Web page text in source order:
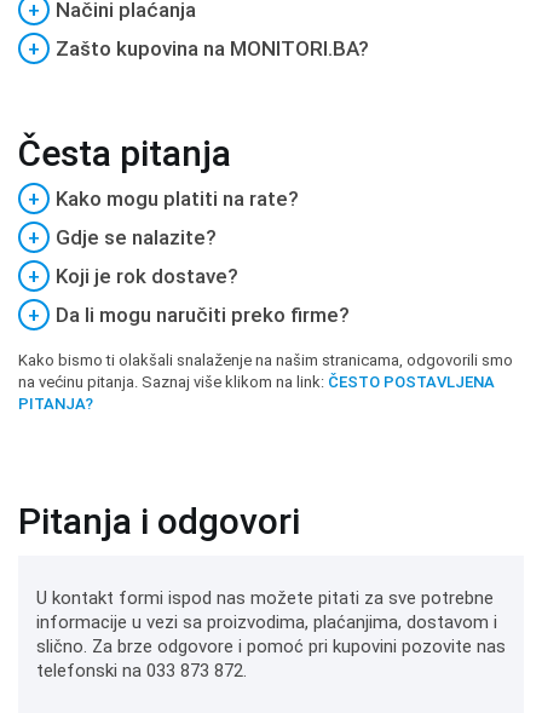
+
Načini plaćanja
+
Zašto kupovina na MONITORI.BA?
Česta pitanja
+
Kako mogu platiti na rate?
+
Gdje se nalazite?
+
Koji je rok dostave?
+
Da li mogu naručiti preko firme?
Kako bismo ti olakšali snalaženje na našim stranicama, odgovorili smo
na većinu pitanja. Saznaj više klikom na link: ČESTO POSTAVLJENA
PITANJA?
Pitanja i odgovori
U kontakt formi ispod nas možete pitati za sve potrebne
informacije u vezi sa proizvodima, plaćanjima, dostavom i
slično. Za brze odgovore i pomoć pri kupovini pozovite nas
telefonski na 033 873 872.